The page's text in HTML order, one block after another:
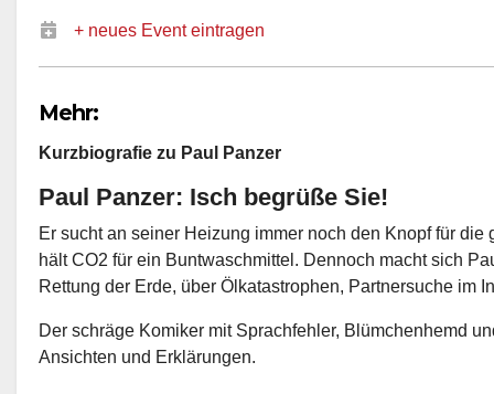
+ neues Event eintragen
Mehr:
Kurzbiografie zu Paul Panzer
Paul Panzer: Isch begrüße Sie!
Er sucht an seiner Heizung immer noch den Knopf für
hält CO2 für ein Buntwaschmittel. Dennoch macht sich
Rettung der Erde, über Ölkatastrophen, Partnersuche im
Der schräge Komiker mit Sprachfehler, Blümchenhemd
Ansichten und Erklärungen.